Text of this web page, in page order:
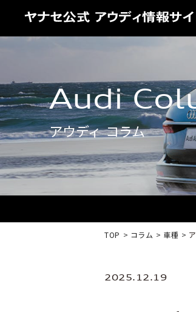
Audi
アウディ コラム
TOP コラム 車種
2025.12.19